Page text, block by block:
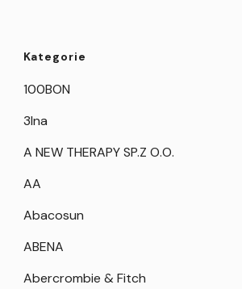
Kategorie
100BON
3Ina
A NEW THERAPY SP.Z O.O.
AA
Abacosun
ABENA
Abercrombie & Fitch